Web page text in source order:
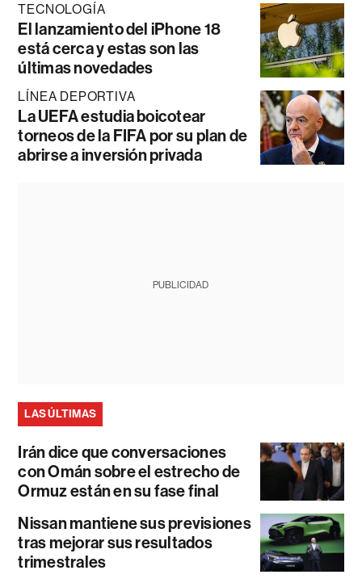
TECNOLOGÍA
El lanzamiento del iPhone 18
está cerca y estas son las
últimas novedades
LÍNEA DEPORTIVA
La UEFA estudia boicotear
torneos de la FIFA por su plan de
abrirse a inversión privada
PUBLICIDAD
LAS ÚLTIMAS
Irán dice que conversaciones
con Omán sobre el estrecho de
Ormuz están en su fase final
Nissan mantiene sus previsiones
tras mejorar sus resultados
trimestrales